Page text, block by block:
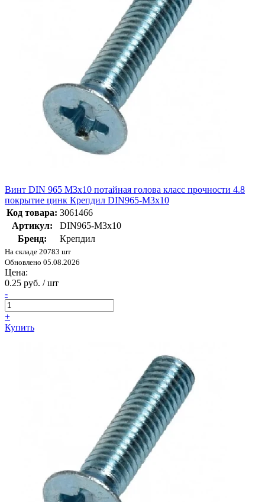
Винт DIN 965 М3х10 потайная голова класс прочности 4.8
покрытие цинк Крепдил DIN965-М3х10
Код товара: 3061466
Артикул:
DIN965-М3х10
Бренд:
Крепдил
На складе 20783 шт
Обновлено 05.08.2026
Цена:
0.25 руб. / шт
-
+
Купить